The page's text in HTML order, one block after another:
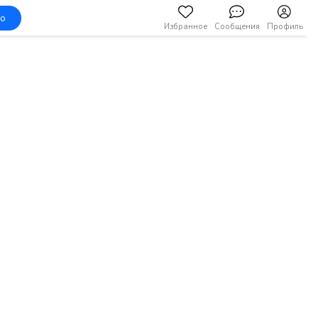
Избранное Сообщения Профиль